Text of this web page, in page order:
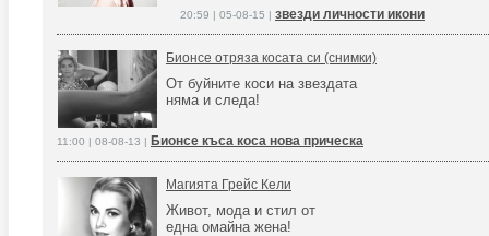
20:59 | 05-08-15 | звезди личности икони
Бионсе отряза косата си (снимки)
От буйните коси на звездата
няма и следа!
11:00 | 08-08-13 | Бионсе къса коса нова прическа
Магията Грейс Кели
Живот, мода и стил от
една омайна жена!